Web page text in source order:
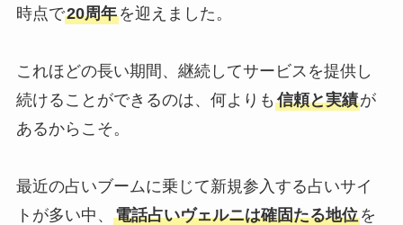
時点で20周年を迎えました。
これほどの長い期間、継続してサービスを提供し
続けることができるのは、何よりも 信頼と実績が
あるからこそ。
最近の占いブームに乗じて新規参入する占いサイ
トが多い中、 電話占いヴェルニは確固たる地位を